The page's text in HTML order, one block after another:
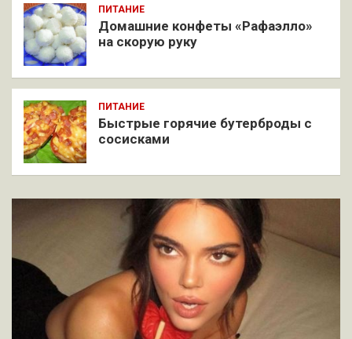
ПИТАНИЕ
Домашние конфеты «Рафаэлло»
на скорую руку
ПИТАНИЕ
Быстрые горячие бутерброды с
сосисками